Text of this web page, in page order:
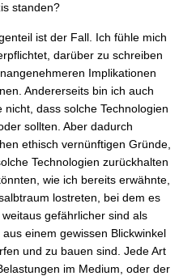
standen?
ist der Fall. Ich fühle mich
darüber zu schreiben
Implikationen
Andererseits bin ich auch
dass solche Technologien
sollten. Aber dadurch
ethisch vernünftigen Gründe,
Technologien zurückhalten
wie ich bereits erwähnte,
lostreten, bei dem es
gefährlicher sind als
einem gewissen Blickwinkel
und zu bauen sind. Jede Art
im Medium, oder der